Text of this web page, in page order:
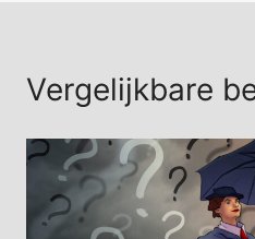
Vergelijkbare